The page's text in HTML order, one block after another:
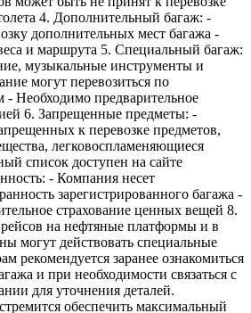
4. Дополнительный багаж: -
дополнительных мест багажа -
и маршрута 5. Специальный багаж:
музыкальные инструменты и
могут перевозиться по
Необходимо предварительное
6. Запрещенные предметы: -
к перевозке предметов,
легковоспламеняющиеся
список доступен на сайте
- Компания несет
зарегистрированного багажа -
страхование ценных вещей 8.
на нефтяные платформы и в
могут действовать специальные
рекомендуется заранее ознакомиться
и при необходимости связаться с
для уточнения деталей.
обеспечить максимальный